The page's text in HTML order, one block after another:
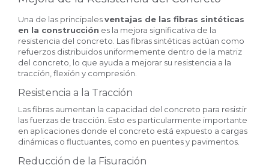
Una de las principalesventajas de las fibras sintéticas
en la construcción es la mejora significativa de la
resistencia del concreto. Las fibras sintéticas actúan como
refuerzos distribuidos uniformemente dentro de la matriz
del concreto, lo que ayuda a mejorar su resistencia a la
tracción, flexión y compresión.
Resistencia a la Tracción
Las fibras aumentan la capacidad del concreto para resistir
las fuerzas de tracción. Esto es particularmente importante
en aplicaciones donde el concreto está expuesto a cargas
dinámicas o fluctuantes, como en puentes y pavimentos.
Reducción de la Fisuración